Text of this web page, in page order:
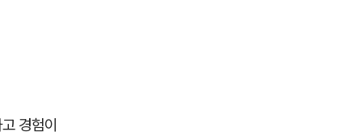
경험이